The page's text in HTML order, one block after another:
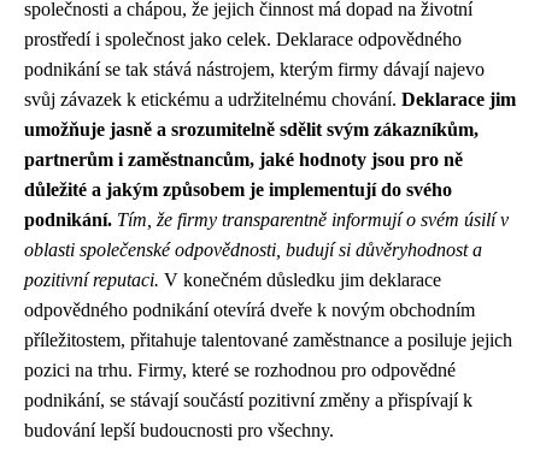
společnosti a chápou, že jejich činnost má dopad na životní
prostředí i společnost jako celek. Deklarace odpovědného
podnikání se tak stává nástrojem, kterým firmy dávají najevo
svůj závazek k etickému a udržitelnému chování. Deklarace jim
umožňuje jasně a srozumitelně sdělit svým zákazníkům,
partnerům i zaměstnancům, jaké hodnoty jsou pro ně
důležité a jakým způsobem je implementují do svého
podnikání. Tím, že firmy transparentně informují o svém úsilí v
oblasti společenské odpovědnosti, budují si důvěryhodnost a
pozitivní reputaci. V konečném důsledku jim deklarace
odpovědného podnikání otevírá dveře k novým obchodním
příležitostem, přitahuje talentované zaměstnance a posiluje jejich
pozici na trhu. Firmy, které se rozhodnou pro odpovědné
podnikání, se stávají součástí pozitivní změny a přispívají k
budování lepší budoucnosti pro všechny.